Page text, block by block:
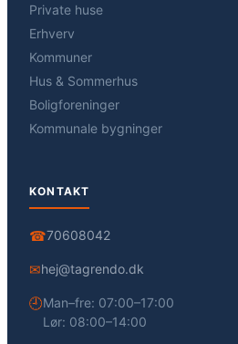
Private huse
Erhverv
Kommuner
Hus & Sommerhus
Boligforeninger
Kommunale bygninger
KONTAKT
☎70608042
✉hej@tagrendo.dk
🕘Man–fre: 07:00–17:00
Lør: 08:00–14:00